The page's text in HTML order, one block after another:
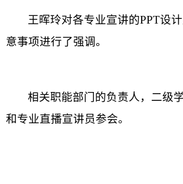
王晖玲对各专业宣讲的PPT设
意事项进行了强调。
相关职能部门的负责人，二级
和专业直播宣讲员参会。